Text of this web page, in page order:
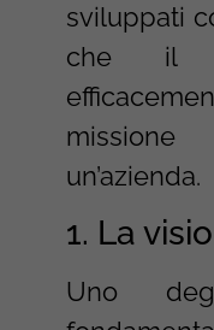
sviluppati
che il
un’azienda.
1. La
Uno